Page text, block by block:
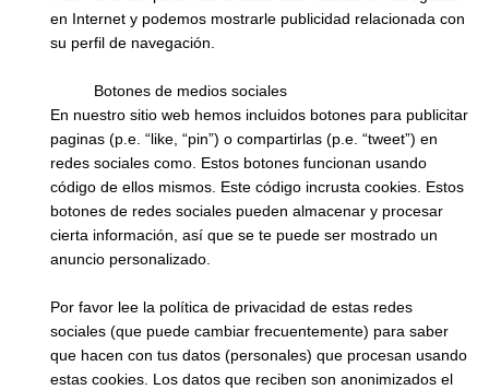
en Internet y podemos mostrarle publicidad relacionada con
su perfil de navegación.
Botones de medios sociales
En nuestro sitio web hemos incluidos botones para publicitar
paginas (p.e. “like, “pin”) o compartirlas (p.e. “tweet”) en
redes sociales como. Estos botones funcionan usando
código de ellos mismos. Este código incrusta cookies. Estos
botones de redes sociales pueden almacenar y procesar
cierta información, así que se te puede ser mostrado un
anuncio personalizado.
Por favor lee la política de privacidad de estas redes
sociales (que puede cambiar frecuentemente) para saber
que hacen con tus datos (personales) que procesan usando
estas cookies. Los datos que reciben son anonimizados el